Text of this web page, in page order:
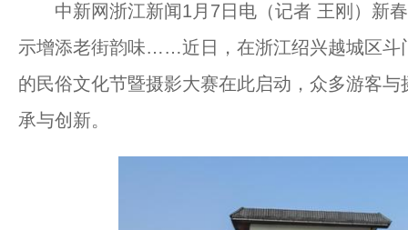
中新网浙江新闻1月7日电（记者 王刚）新春
示增添老街韵味……近日，在浙江绍兴越城区斗
的民俗文化节暨摄影大赛在此启动，众多游客
承与创新。